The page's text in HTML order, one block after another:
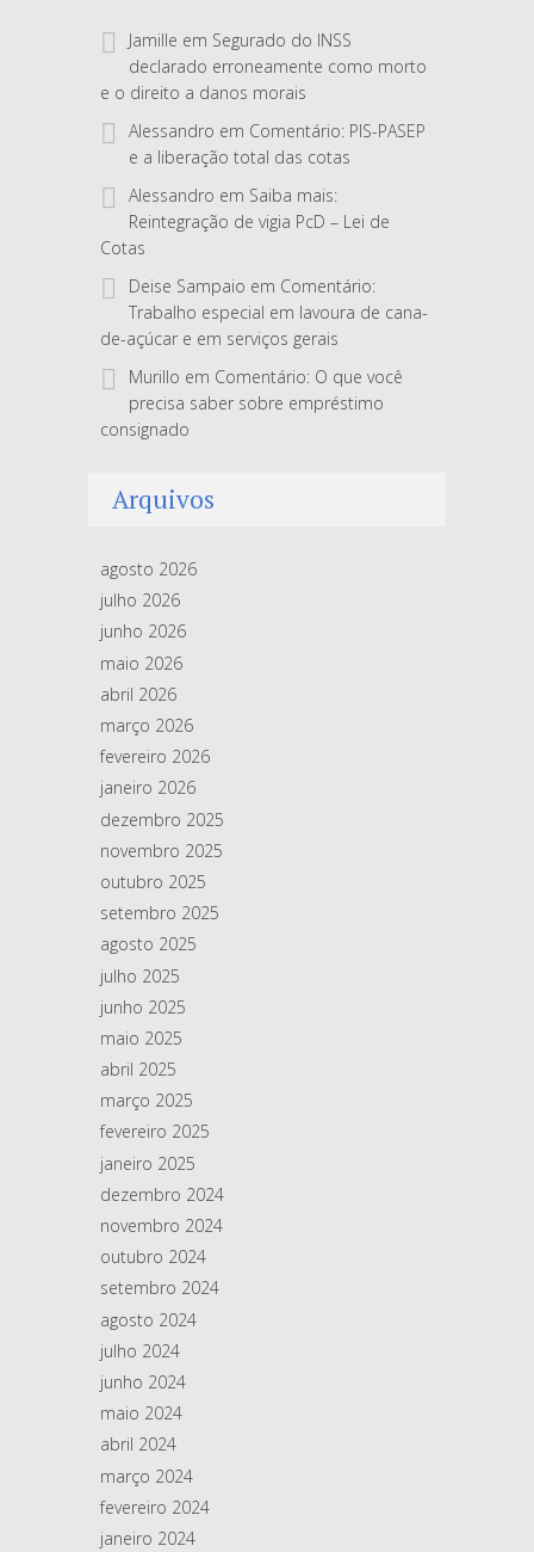
Jamille em Segurado do INSS
declarado erroneamente como morto
e o direito a danos morais
Alessandro em Comentário: PIS-PASEP
e a liberação total das cotas
Alessandro em Saiba mais:
Reintegração de vigia PcD – Lei de
Cotas
Deise Sampaio em Comentário:
Trabalho especial em lavoura de cana-
de-açúcar e em serviços gerais
Murillo em Comentário: O que você
precisa saber sobre empréstimo
consignado
Arquivos
agosto 2026
julho 2026
junho 2026
maio 2026
abril 2026
março 2026
fevereiro 2026
janeiro 2026
dezembro 2025
novembro 2025
outubro 2025
setembro 2025
agosto 2025
julho 2025
junho 2025
maio 2025
abril 2025
março 2025
fevereiro 2025
janeiro 2025
dezembro 2024
novembro 2024
outubro 2024
setembro 2024
agosto 2024
julho 2024
junho 2024
maio 2024
abril 2024
março 2024
fevereiro 2024
janeiro 2024